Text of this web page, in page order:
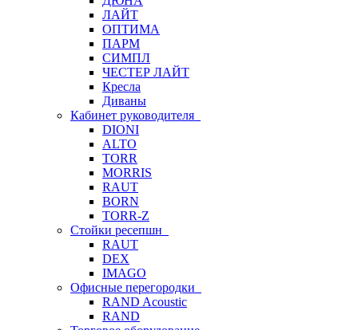
ЛАЙТ
ОПТИМА
ПАРМ
СИМПЛ
ЧЕСТЕР ЛАЙТ
Кресла
Диваны
Кабинет руководителя
DIONI
ALTO
TORR
MORRIS
RAUT
BORN
TORR-Z
Стойки ресепшн
RAUT
DEX
IMAGO
Офисные перегородки
RAND Acoustic
RAND